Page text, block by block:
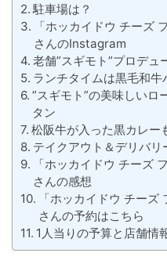
駐車場は？
「ホッカイドウ チーズ
さんのInstagram
老舗”スギモト”プロデュ
ランチタイムは黒毛和
”スギモト”の美味しいロ
タン
松阪牛が入った黒カレー
テイクアウト＆デリバリ
「ホッカイドウ チーズ
さんの感想
「ホッカイドウ チーズ
さんの予約はこちら
1人当りの予算と店舗情